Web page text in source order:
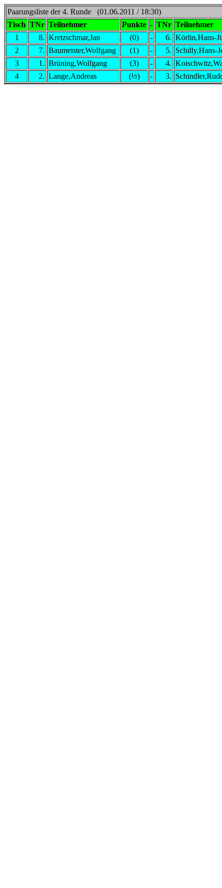
Paarungsliste der 4. Runde (01.06.2011 / 18:30)
Tisch TNr Teilnehmer Punkte - TNr Teilnehmer
1
8. Kretzschmar,Jan (0) - 6. Körlin,Hans-
2
7. Baumeister,Wolfgang (1) - 5. Schilly,Hans-
3
1. Brüning,Wolfgang (3) - 4.
4
2. Lange,Andreas (½) - 3.